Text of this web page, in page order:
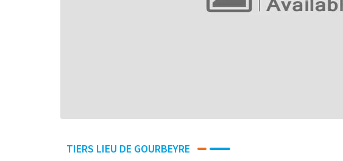
TIERS LIEU DE GOURBEYRE